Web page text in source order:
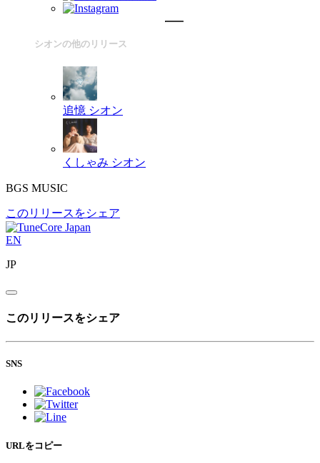
シオンの他のリリース
追憶 シオン
くしゃみ シオン
BGS MUSIC
このリリースをシェア
EN
JP
このリリースをシェア
SNS
URLをコピー